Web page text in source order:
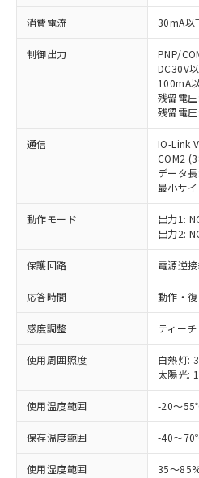
消費電流 30mA以
制御出力
PNP/
DC30V
100mA
残留電
残留電
通信
IO-Link
COM2
データ
最小サ
動作モード
出力1:
出力2:
保護回路 電源逆
応答時間 動作・
感度調整 ティー
使用周囲照度
白熱灯:
太陽光:
使用温度範囲 -20～
保存温度範囲 -40～
使用湿度範囲 35～
ご利用条件
以下の条件をお読みいた
ご利用ください。
商品の当社在庫状
(税抜)を提供させ
※1 対応状況
非含有に対応した製品
す。
対応予定：EU RoHS指
有に対応した製品に切
対応予定なし：EU
非含有に非対応の商品で
定はありません。
調査・確認中：EU
非含有の対応状況を調
商品です。
※1 中国RoHS○×表
「○」：最大均質材料
基準値以下であることを